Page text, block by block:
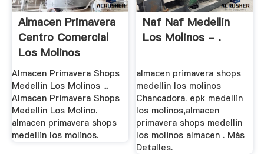
Almacen Primavera
Centro Comercial
Los Molinos
Almacen Primavera Shops
Medellin Los Molinos ...
Almacen Primavera Shops
Medellin Los Molino.
almacen primavera shops
medellin los molinos.
Naf Naf Medellin
Los Molinos - .
almacen primavera shops
medellin los molinos
Chancadora. epk medellin
los molinos,almacen
primavera shops medellin
los molinos almacen . Más
Detalles.